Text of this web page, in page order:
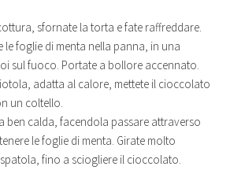
sfornate la torta e fate raffreddare.
le foglie di menta nella panna, in una
sul fuoco. Portate a bollore accennato.
adatta al calore, mettete il cioccolato
un coltello.
ben calda, facendola passare attraverso
le foglie di menta. Girate molto
fino a sciogliere il cioccolato.